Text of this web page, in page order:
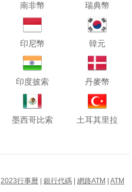
南非幣 瑞典幣
印尼幣 韓元
印度披索 丹麥幣
墨西哥比索 土耳其里拉
2023行事曆 銀行代碼 網路ATM ATM